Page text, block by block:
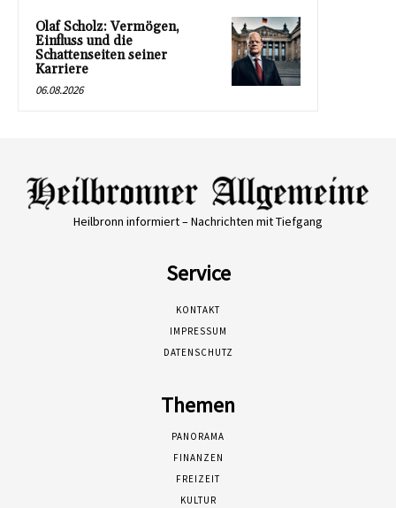
Olaf Scholz: Vermögen,
Einfluss und die
Schattenseiten seiner
Karriere
06.08.2026
Heilbronn informiert – Nachrichten mit Tiefgang
Service
KONTAKT
IMPRESSUM
DATENSCHUTZ
Themen
PANORAMA
FINANZEN
FREIZEIT
KULTUR